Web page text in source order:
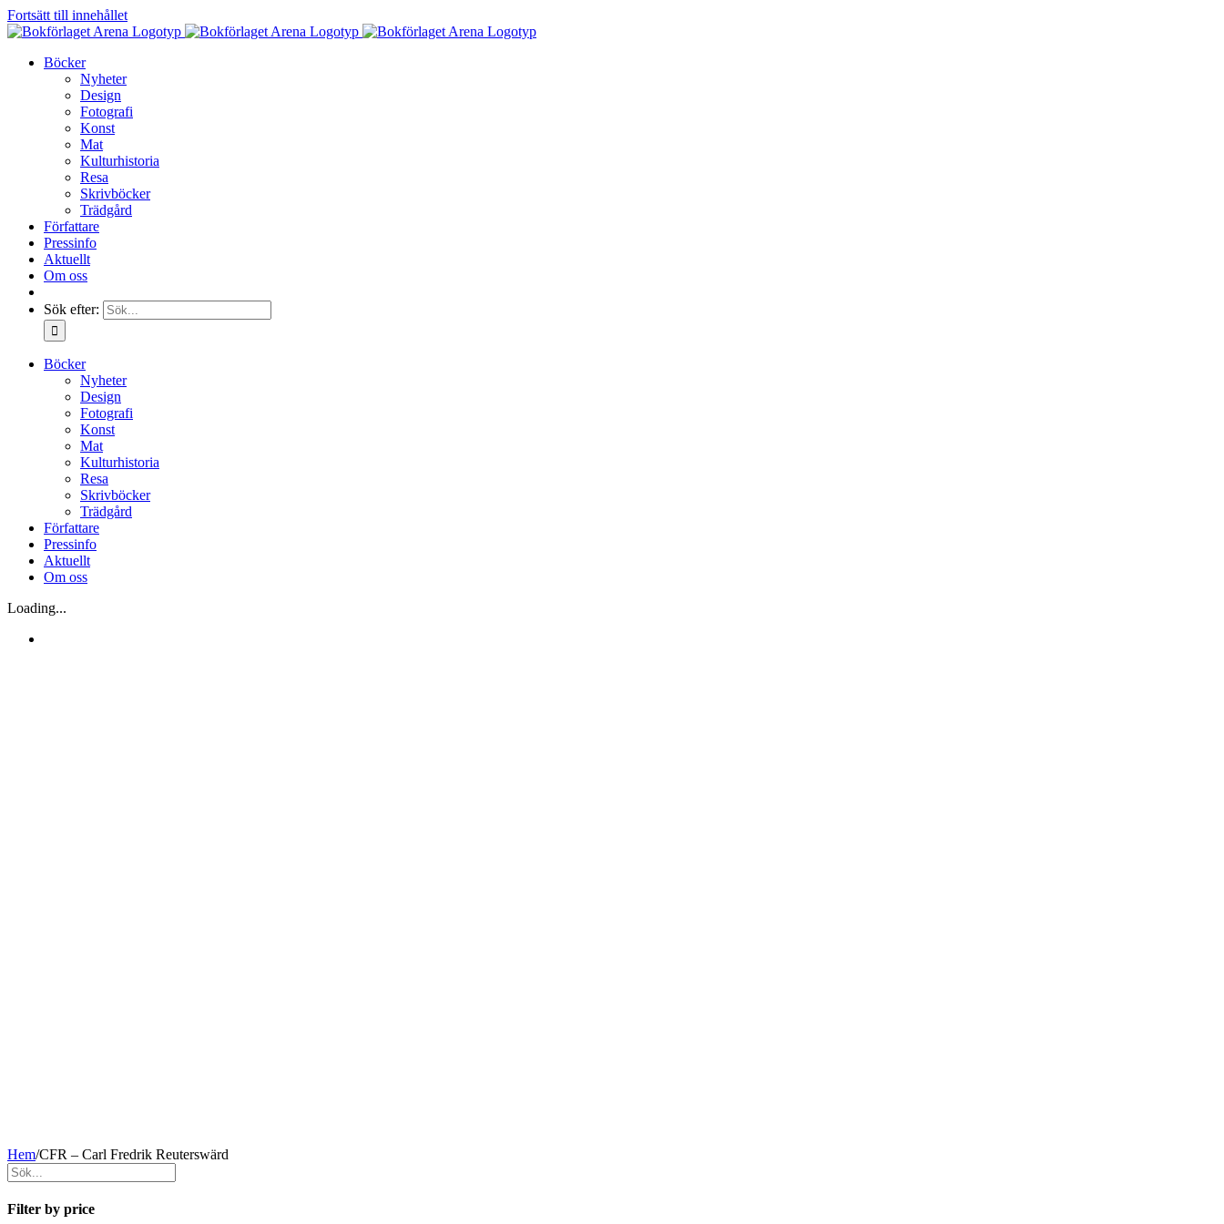
Fortsätt till innehållet
Böcker
Nyheter
Design
Fotografi
Konst
Mat
Kulturhistoria
Resa
Skrivböcker
Trädgård
Författare
Pressinfo
Aktuellt
Om oss
Sök efter:
Böcker
Nyheter
Design
Fotografi
Konst
Mat
Kulturhistoria
Resa
Skrivböcker
Trädgård
Författare
Pressinfo
Aktuellt
Om oss
Loading...
Hem/CFR – Carl Fredrik Reuterswärd
Filter by price